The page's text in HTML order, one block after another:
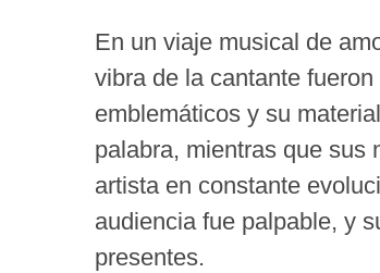
En un viaje musical de
vibra de la cantante
emblemáticos y su
palabra, mientras que sus
artista en constante
audiencia fue palpable, y
presentes.